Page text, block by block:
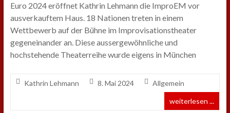
Euro 2024 eröffnet Kathrin Lehmann die ImproEM vor
ausverkauftem Haus. 18 Nationen treten in einem
Wettbewerb auf der Bühne im Improvisationstheater
gegeneinander an. Diese aussergewöhnliche und
hochstehende Theaterreihe wurde eigens in München
Kathrin Lehmann 8. Mai 2024 Allgemein
weiterlesen ...